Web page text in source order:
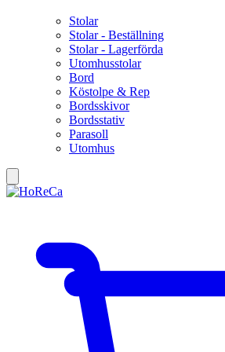
Stolar
Stolar - Beställning
Stolar - Lagerförda
Utomhusstolar
Bord
Köstolpe & Rep
Bordsskivor
Bordsstativ
Parasoll
Utomhus